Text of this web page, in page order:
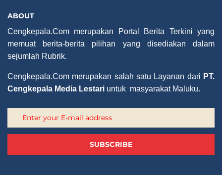
ABOUT
Cengkepala.Com merupakan Portal Berita Terkini yang
memuat berita-berita pilihan yang disediakan dalam
sejumlah Rubrik.
Cengkepala.Com merupakan salah satu Layanan dari PT.
Cengkepala Media Lestari untuk masyarakat Maluku.
SUBSCRIBE